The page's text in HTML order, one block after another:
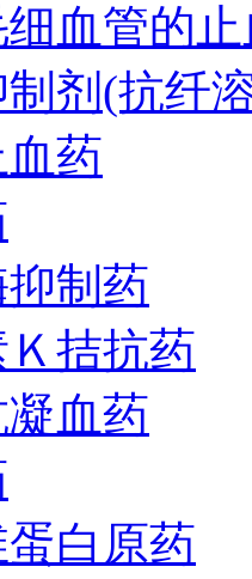
血管的
剂(抗纤
药
制药
拮抗药
血药
白原药